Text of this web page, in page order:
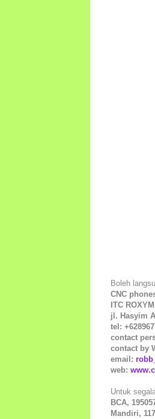
Boleh
CNC
ITC
jl. Hasyim
tel:
contact
contact by
email:
web:
Untuk
BCA,
Mandiri,